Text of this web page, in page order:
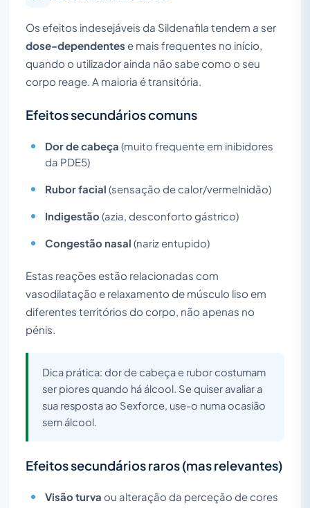
Os efeitos indesejáveis da Sildenafila tendem a ser
dose-dependentese mais frequentes no início,
quando o utilizador ainda não sabe como o seu
corpo reage. A maioria é transitória.
Efeitos secundários comuns
Dor de cabeça (muito frequente em inibidores
da PDE5)
Rubor facial (sensação de calor/vermelnidão)
Indigestão (azia, desconforto gástrico)
Congestão nasal (nariz entupido)
Estas reações estão relacionadas com
vasodilatação e relaxamento de músculo liso em
diferentes territórios do corpo, não apenas no
pénis.
Dica prática: dor de cabeça e rubor costumam
ser piores quando há álcool. Se quiser avaliar a
sua resposta ao Sexforce, use-o numa ocasião
sem álcool.
Efeitos secundários raros (mas relevantes)
Visão turva ou alteração da perceção de cores